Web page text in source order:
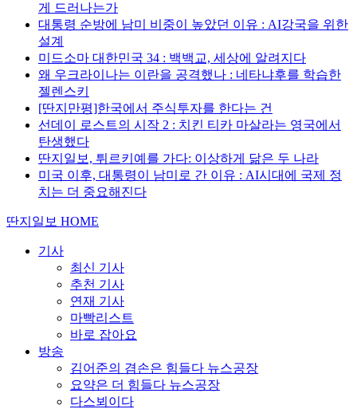
게 드러나는가
대통령 순방에 남미 비중이 높았던 이유 : AI강국을 위한
설계
미드소마 대한민국 34 : 백백교, 세상에 알려지다
왜 우크라이나는 이란을 공격했나 : 네타냐후를 학습한
젤렌스키
[딴지만평]한국에서 주식투자를 한다는 건
선데이 로스트의 시작 2 : 치킨 티카 마살라는 영국에서
탄생했다
딴지일보, 튀르키예를 가다: 이상하게 닮은 두 나라
미국 이후, 대통령이 남미로 간 이유 : AI시대에 국제 정
치는 더 중요해진다
딴지일보 HOME
기사
최신 기사
추천 기사
연재 기사
마빡리스트
바로 잡아요
방송
김어준의 겸손은 힘들다 뉴스공장
요약은 더 힘들다 뉴스공장
다스뵈이다